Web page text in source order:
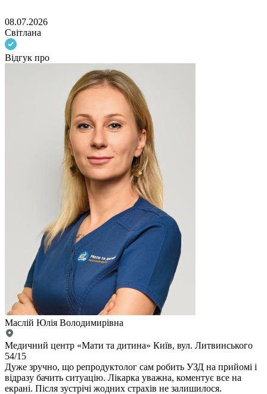
08.07.2026
Світлана
Відгук про
Маслій Юлія Володимирівна
Медичний центр «Мати та дитина» Київ, вул. Литвинського
54/15
Дуже зручно, що репродуктолог сам робить УЗД на прийомі і
відразу бачить ситуацію. Лікарка уважна, коментує все на
екрані. Після зустрічі жодних страхів не залишилося.